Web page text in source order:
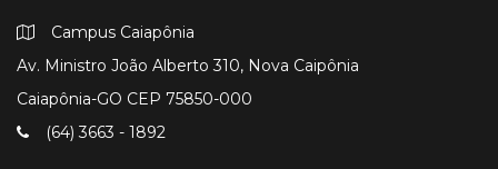
Campus Caiapônia
Av. Ministro João Alberto 310, Nova Caipônia
Caiapônia-GO CEP 75850-000
(64) 3663 - 1892